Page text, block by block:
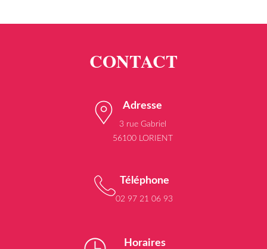
Adresse
3 rue Gabriel
56100 LORIENT
Téléphone
02 97 21 06 93
Horaires